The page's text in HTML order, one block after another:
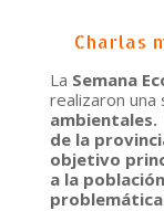
Charlas
La Semana
realizaron una
ambientales.
de la
objetivo
a la